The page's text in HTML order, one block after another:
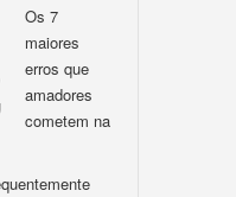
Os 7
maiores
erros que
amadores
cometem na